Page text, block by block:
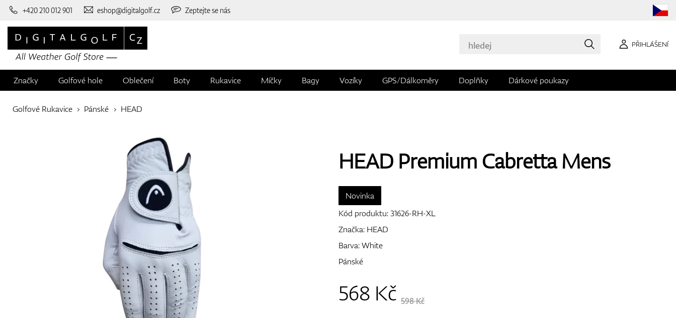
+420 210 012 901 eshop@digitalgolf.cz Zeptejte se nás
PŘIHLÁŠENÍ
Značky Golfové hole Oblečení Boty Rukavice Míčky Bagy Vozíky GPS/Dálkoměry Doplňky Dárkové poukazy
Golfové Rukavice Pánské HEAD
HEAD Premium Cabretta Mens
Novinka
Kód produktu:31626-RH-XL
Značka: HEAD
Barva: White
Pánské
568 Kč 598 Kč